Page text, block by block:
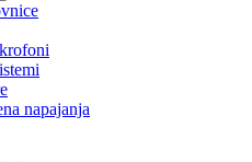
napajanja